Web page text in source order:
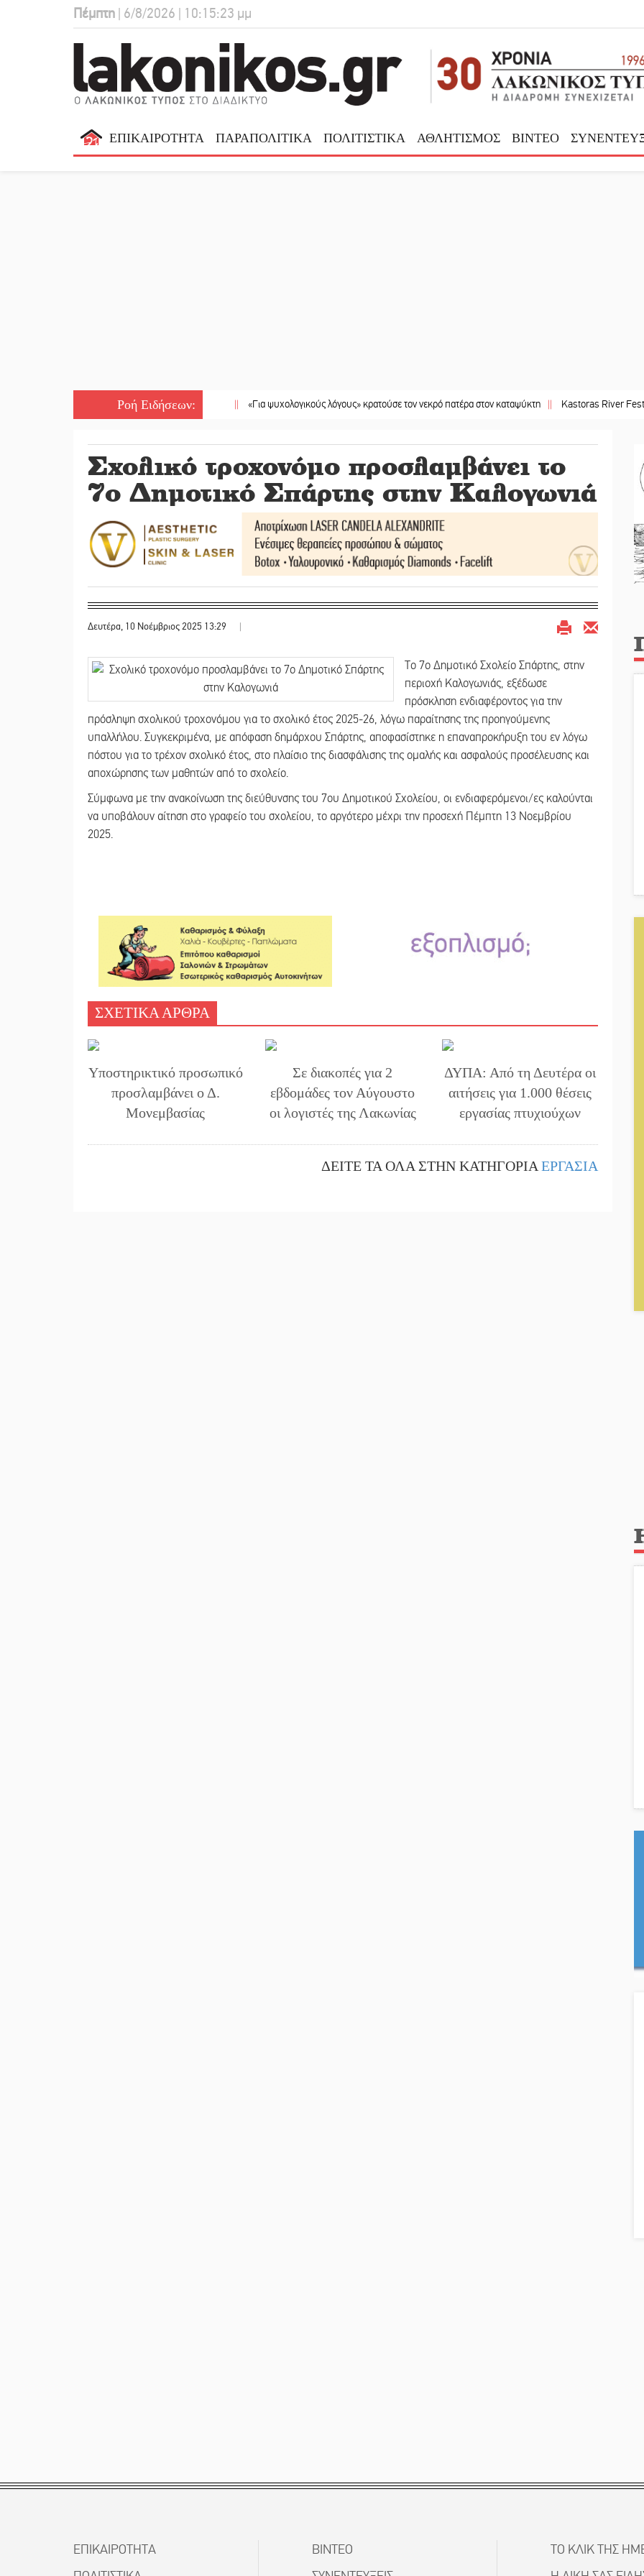
Πέμπτη | 6/8/2026 | 10:15:24 μμ
ΕΠΙΚΑΙΡΟΤΗΤΑ ΠΑΡΑΠΟΛΙΤΙΚΑ ΠΟΛΙΤΙΣΤΙΚΑ ΑΘΛΗΤΙΣΜΟΣ ΒΙΝΤΕΟ
Ροή Ειδήσεων: «Για ψυχολογικούς λόγους» κρατούσε τον νεκρό πατέρα στον καταψύκτη || Kastoras River Festival 2026:
Σχολικό τροχονόμο προσλαμβάνει το
7ο Δημοτικό Σπάρτης στην Καλογωνιά
Δευτέρα, 10 Νοέμβριος 2025 13:29 |
Το 7ο Δημοτικό Σχολείο Σπάρτης, στην
περιοχή Καλογωνιάς, εξέδωσε
πρόσκληση ενδιαφέροντος για την
πρόσληψη σχολικού τροχονόμου για το σχολικό έτος 2025-26, λόγω παραίτησης της προηγούμενης
υπαλλήλου. Συγκεκριμένα, με απόφαση δημάρχου Σπάρτης, αποφασίστηκε η επαναπροκήρυξη του εν λόγω
πόστου για το τρέχον σχολικό έτος, στο πλαίσιο της διασφάλισης της ομαλής και ασφαλούς προσέλευσης και
αποχώρησης των μαθητών από το σχολείο.
Σύμφωνα με την ανακοίνωση της διεύθυνσης του 7ου Δημοτικού Σχολείου, οι ενδιαφερόμενοι/ες καλούνται
να υποβάλουν αίτηση στο γραφείο του σχολείου, το αργότερο μέχρι την προσεχή Πέμπτη 13 Νοεμβρίου
2025.
ΣΧΕΤΙΚΑ ΑΡΘΡΑ
Υποστηρικτικό προσωπικό
προσλαμβάνει ο Δ.
Μονεμβασίας
Σε διακοπές για 2
εβδομάδες τον Αύγουστο
οι λογιστές της Λακωνίας
ΔΥΠΑ: Από τη Δευτέρα οι
αιτήσεις για 1.000 θέσεις
εργασίας πτυχιούχων
ΔΕΙΤΕ ΤΑ ΟΛΑ ΣΤΗΝ ΚΑΤΗΓΟΡΙΑ ΕΡΓΑΣΙΑ
ΕΠΙΚΑΙΡΟΤΗΤΑ
ΒΙΝΤΕΟ
ΤΟ ΚΛΙΚ ΤΗΣ